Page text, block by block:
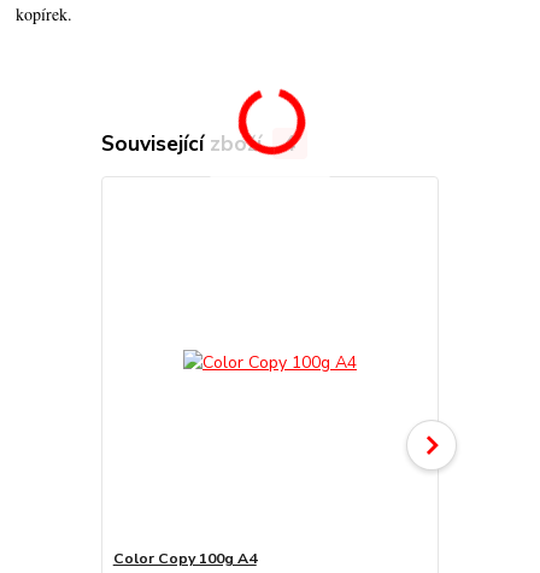
kopírek.
Související zboží 4
Color Copy 100g A4